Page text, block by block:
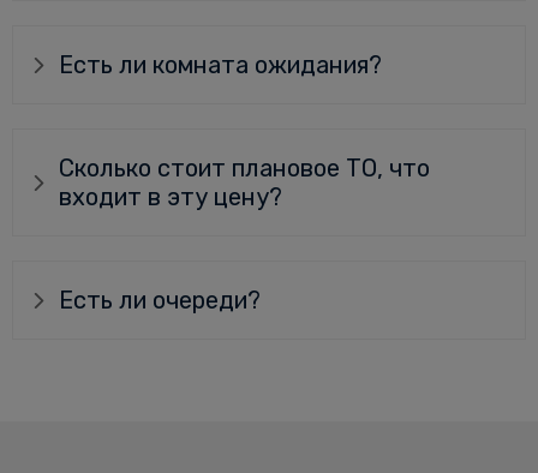
Есть ли комната ожидания?
Сколько стоит плановое ТО, что
входит в эту цену?
Есть ли очереди?